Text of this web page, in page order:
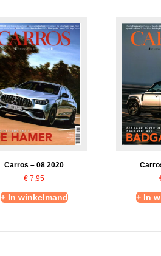
Carros – 08 2020
€ 7,95
+ In winkelmand + In